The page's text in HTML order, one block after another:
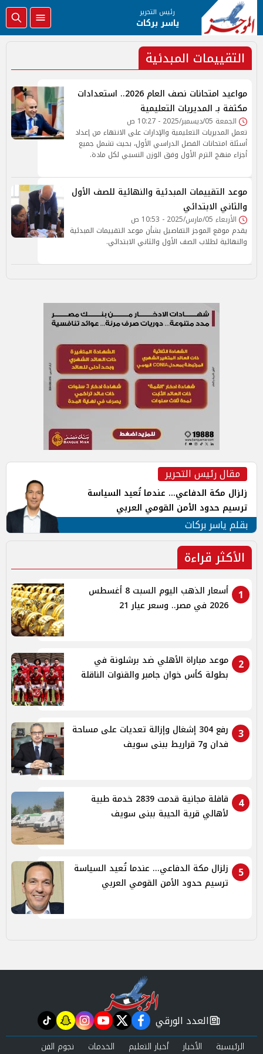
رئيس التحرير
ياسر بركات
التقييمات المبدئية
مواعيد امتحانات نصف العام 2026.. استعدادات
مكثفة بـ المديريات التعليمية
الجمعة 05/ديسمبر/2025 - 10:27 ص
تعمل المديريات التعليمية والإدارات على الانتهاء من إعداد
أسئلة امتحانات الفصل الدراسي الأول، بحيث تشمل جميع
أجزاء منهج الترم الأول وفق الوزن النسبي لكل مادة.
موعد التقييمات المبدئية والنهائية للصف الأول
والثاني الابتدائي
الأربعاء 05/مارس/2025 - 10:53 ص
يقدم موقع الموجز التفاصيل بشأن موعد التقييمات المبدئية
والنهائية لطلاب الصف الأول والثاني الابتدائي.
مقال رئيس التحرير
زلزال مكة الدفاعي... عندما تُعيد السياسة
ترسيم حدود الأمن القومي العربي
بقلم ياسر بركات
الأكثر قراءة
1
أسعار الذهب اليوم السبت 8 أغسطس
2026 في مصر.. وسعر عيار 21
2
موعد مباراة الأهلي ضد برشلونة في
بطولة كأس خوان جامبر والقنوات الناقلة
3
رفع 304 إشغال وإزالة تعديات على مساحة
فدان و7 قراريط ببنى سويف
4
قافلة مجانية قدمت 2839 خدمة طبية
لأهالي قرية الحيبة ببنى سويف
5
زلزال مكة الدفاعي... عندما تُعيد السياسة
ترسيم حدود الأمن القومي العربي
newspaper
العدد الورقي facebook
twitter
youtube
instagram
snapchat
tiktok
الرئيسية الأخبار أخبار التعليم الخدمات نجوم الفن